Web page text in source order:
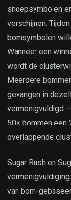
snoepsymbolen
verschijnen.
bomsymbolen
Wanneer een
wordt de
Meerdere
gevangen in
vermenigvuldigd
50× bommen een
overlappende
Sugar Rush en
van bom-